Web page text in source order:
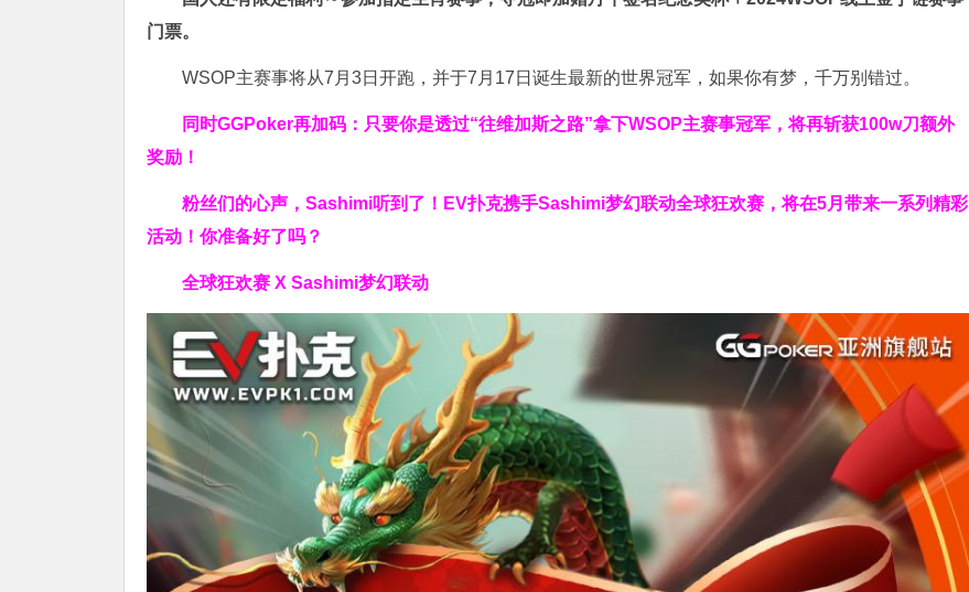
门票。
WSOP主赛事将从7月3日开跑，并于7月17日诞生最新的世界冠军，如果你有梦，千万别错过。
同时GGPoker再加码：只要你是透过“往维加斯之路”拿下WSOP主赛事冠军，将再斩获100w刀额外
奖励！
粉丝们的心声，Sashimi听到了！EV扑克携手Sashimi梦幻联动全球狂欢赛，将在5月带来一系列精彩
活动！你准备好了吗？
全球狂欢赛 X Sashimi梦幻联动